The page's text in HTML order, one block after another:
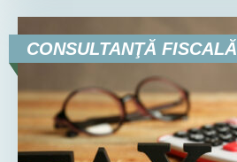
CONSULTANŢĂ FISCALĂ